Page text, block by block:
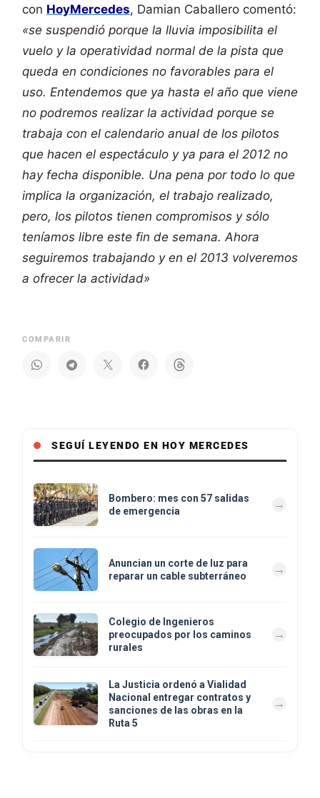
con HoyMercedes, Damian Caballero comentó:
«se suspendió porque la lluvia imposibilita el
vuelo y la operatividad normal de la pista que
queda en condiciones no favorables para el
uso. Entendemos que ya hasta el año que viene
no podremos realizar la actividad porque se
trabaja con el calendario anual de los pilotos
que hacen el espectáculo y ya para el 2012 no
hay fecha disponible. Una pena por todo lo que
implica la organización, el trabajo realizado,
pero, los pilotos tienen compromisos y sólo
teníamos libre este fin de semana. Ahora
seguiremos trabajando y en el 2013 volveremos
a ofrecer la actividad»
COMPARIR
SEGUÍ LEYENDO EN HOY MERCEDES
Bombero: mes con 57 salidas
de emergencia
Anuncian un corte de luz para
reparar un cable subterráneo
Colegio de Ingenieros
preocupados por los caminos
rurales
La Justicia ordenó a Vialidad
Nacional entregar contratos y
sanciones de las obras en la
Ruta 5